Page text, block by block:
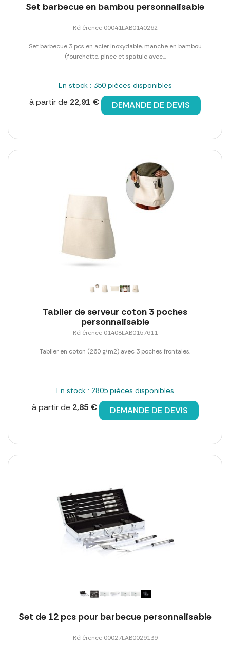
Set barbecue en bambou personnalisable
Référence 00041LAB0140262
Set barbecue 3 pcs en acier inoxydable, manche en bambou
(fourchette, pince et spatule avec...
En stock : 350 pièces disponibles
à partir de 22,91 € DEMANDE DE DEVIS
Tablier de serveur coton 3 poches
personnalisable
Référence 01408LAB0157611
Tablier en coton (260 g/m2) avec 3 poches frontales.
En stock : 2805 pièces disponibles
à partir de 2,85 € DEMANDE DE DEVIS
Set de 12 pcs pour barbecue personnalisable
Référence 00027LAB0029139